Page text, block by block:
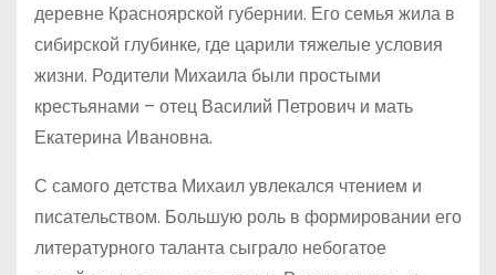
деревне Красноярской губернии. Его семья жила в
сибирской глубинке, где царили тяжелые условия
жизни. Родители Михаила были простыми
крестьянами – отец Василий Петрович и мать
Екатерина Ивановна.
С самого детства Михаил увлекался чтением и
писательством. Большую роль в формировании его
литературного таланта сыграло небогатое